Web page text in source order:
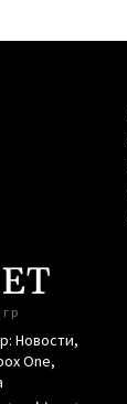
Новости,
One,